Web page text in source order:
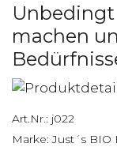
machen
Art.Nr.: j022
Marke: Just´s BIO